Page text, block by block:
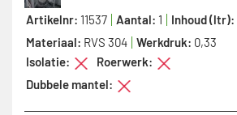
Artikelnr: 11537 Aantal: 1 Inhoud (ltr):
Materiaal: RVS 304 Werkdruk: 0,33
Isolatie:
Roerwerk:
Dubbele mantel: